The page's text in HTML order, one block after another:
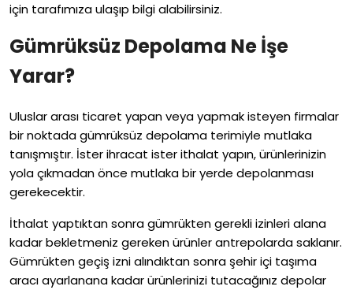
için tarafımıza ulaşıp bilgi alabilirsiniz.
Gümrüksüz Depolama Ne İşe
Yarar?
Uluslar arası ticaret yapan veya yapmak isteyen firmalar
bir noktada gümrüksüz depolama terimiyle mutlaka
tanışmıştır. İster ihracat ister ithalat yapın, ürünlerinizin
yola çıkmadan önce mutlaka bir yerde depolanması
gerekecektir.
İthalat yaptıktan sonra gümrükten gerekli izinleri alana
kadar bekletmeniz gereken ürünler antrepolarda saklanır.
Gümrükten geçiş izni alındıktan sonra şehir içi taşıma
aracı ayarlanana kadar ürünlerinizi tutacağınız depolar